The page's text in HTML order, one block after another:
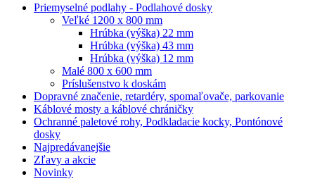
Priemyselné podlahy - Podlahové dosky
Veľké 1200 x 800 mm
Hrúbka (výška) 22 mm
Hrúbka (výška) 43 mm
Hrúbka (výška) 12 mm
Malé 800 x 600 mm
Príslušenstvo k doskám
Dopravné značenie, retardéry, spomaľovače, parkovanie
Káblové mosty a káblové chráničky
Ochranné paletové rohy, Podkladacie kocky, Pontónové
dosky
Najpredávanejšie
Zľavy a akcie
Novinky